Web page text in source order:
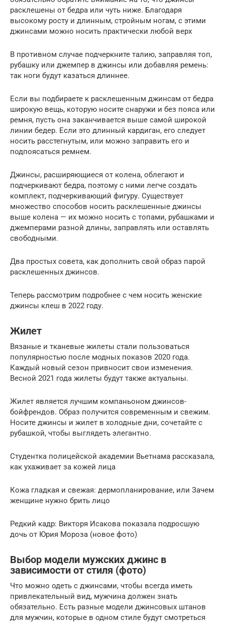
расклешены от бедра или чуть ниже. Благодаря
высокому росту и длинным, стройным ногам, с этими
джинсами можно носить практически любой верх
В противном случае подчеркните талию, заправляя топ,
рубашку или джемпер в джинсы или добавляя ремень:
так ноги будут казаться длиннее.
Если вы подбираете к расклешенным джинсам от бедра
широкую вещь, которую носите снаружи и без пояса или
ремня, пусть она заканчивается выше самой широкой
линии бедер. Если это длинный кардиган, его следует
носить расстегнутым, или можно заправить его и
подпоясаться ремнем.
Джинсы, расширяющиеся от колена, облегают и
подчеркивают бедра, поэтому с ними легче создать
комплект, подчеркивающий фигуру. Существует
множество способов носить расклешенные джинсы
выше колена — их можно носить с топами, рубашками и
джемперами разной длины, заправлять или оставлять
свободными.
Два простых совета, как дополнить свой образ парой
расклешенных джинсов.
Теперь рассмотрим подробнее с чем носить женские
джинсы клеш в 2022 году.
Жилет
Вязаные и тканевые жилеты стали пользоваться
популярностью после модных показов 2020 года.
Каждый новый сезон привносит свои изменения.
Весной 2021 года жилеты будут также актуальны.
Жилет является лучшим компаньоном джинсов-
бойфрендов. Образ получится современным и свежим.
Носите джинсы и жилет в холодные дни, сочетайте с
рубашкой, чтобы выглядеть элегантно.
Студентка полицейской академии Вьетнама рассказала,
как ухаживает за кожей лица
Кожа гладкая и свежая: дермопланирование, или Зачем
женщине нужно брить лицо
Редкий кадр: Викторя Исакова показала подросшую
дочь от Юрия Мороза (новое фото)
Выбор модели мужских джинс в
зависимости от стиля (фото)
Что можно одеть с джинсами, чтобы всегда иметь
привлекательный вид, мужчина должен знать
обязательно. Есть разные модели джинсовых штанов
для мужчин, которые в одном стиле будут смотреться